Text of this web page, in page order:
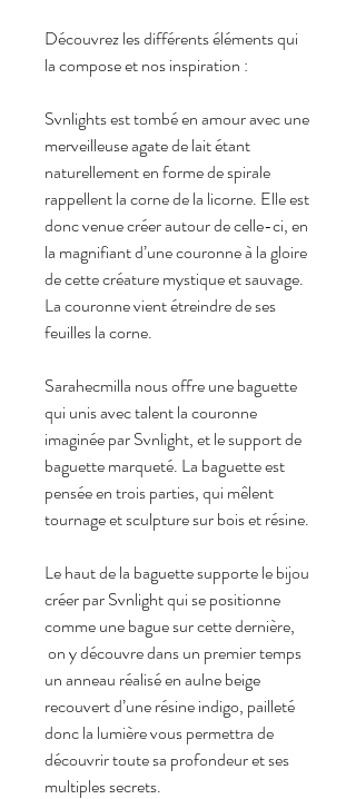
Découvrez les différents éléments qui
la compose et nos inspiration :
Svnlights est tombé en amour avec une
merveilleuse agate de lait étant
naturellement en forme de spirale
rappellent la corne de la licorne. Elle est
donc venue créer autour de celle-ci, en
la magnifiant d’une couronne à la gloire
de cette créature mystique et sauvage.
La couronne vient étreindre de ses
feuilles la corne.
Sarahecmilla nous offre une baguette
qui unis avec talent la couronne
imaginée par Svnlight, et le support de
baguette marqueté. La baguette est
pensée en trois parties, qui mêlent
tournage et sculpture sur bois et résine.
Le haut de la baguette supporte le bijou
créer par Svnlight qui se positionne
comme une bague sur cette dernière,
on y découvre dans un premier temps
un anneau réalisé en aulne beige
recouvert d’une résine indigo, pailleté
donc la lumière vous permettra de
découvrir toute sa profondeur et ses
multiples secrets.